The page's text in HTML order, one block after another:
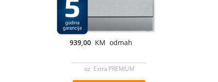
939,00 KM odmah
uz Extra PREMIUM